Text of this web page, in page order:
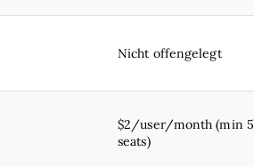
Nicht offengelegt
$2/user/month (min 5
seats)